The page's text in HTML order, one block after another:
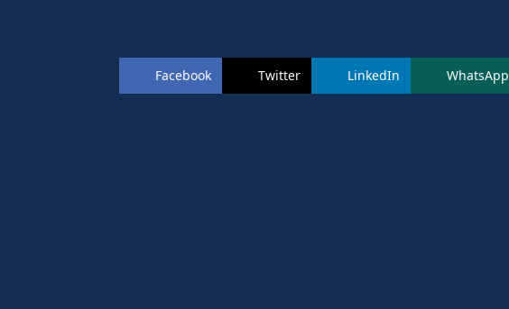
Facebook Twitter LinkedIn WhatsApp